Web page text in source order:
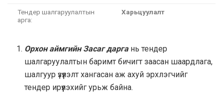
Тендер шалгаруулалтын
арга:
Харьцуулалт
Орхон аймгийн Засаг даргань тендер
шалгаруулалтын баримт бичигт заасан шаардлага,
шалгуур үзүүлэлт хангасан аж ахуй эрхлэгчийг
тендер ирүүлэхийг урьж байна.